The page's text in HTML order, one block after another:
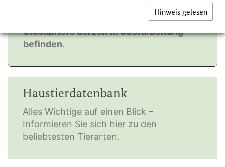
Vielen Dank für Ihr Interesse. Bitte
beachten Sie, dass sich einige der
Steckbriefe derzeit in Überarbeitung
befinden.
Haustierdatenbank
Alles Wichtige auf einen Blick –
Informieren Sie sich hier zu den
beliebtesten Tierarten.
Hinweis gelesen